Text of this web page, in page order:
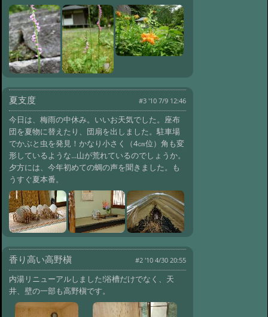
夏支度 #3 '10 7/9 12:46
今日は、梅雨の中休み。いいお天気でした。座布
団を夏物に替えたり、団扇を出しました。駐車場
でかぶと虫を発見！かなり小さく（4㎝位）角も変
形しているような...山が荒れているのでしょうか。
夕方には、今年初めての蜩の声を聞きました。も
うすぐ夏本番。
香り高い高野槇 #2 '10 4/30 20:55
内湯リニューアルしました!浴槽だけでなく、天
井、壁の一部も高野槇です。